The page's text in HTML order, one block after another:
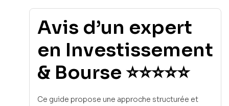
Avis d’un expert
en Investissement
& Bourse ⭐⭐⭐⭐⭐
Ce guide propose une approche structurée et